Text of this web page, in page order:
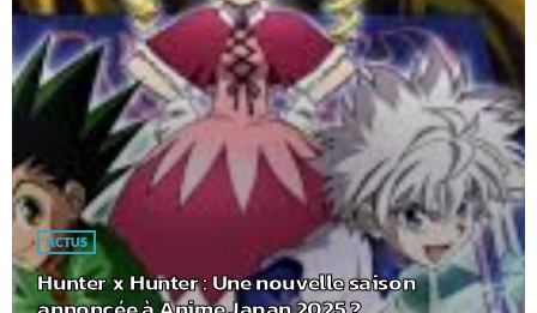
ACTUS
Hunter x Hunter : Une nouvelle saison